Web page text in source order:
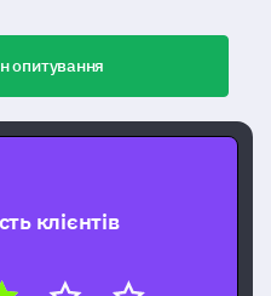
опитування
клієнтів